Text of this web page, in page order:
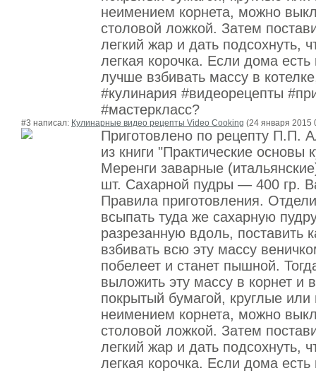
неимением корнета, можно
столовой ложкой. Затем
легкий жар и дать подсохнуть,
легкая корочка. Если дома есть
лучше взбивать массу в
#кулинария #видеорецепты
#мастеркласс?
#3 написал: Кулинарные видео рецепты Video Cooking (24 января 2015
Приготовлено по рецепту П.П.
из книги "Практические основы
Меренги заварные
шт. Сахарной пудры — 400 гр.
Правила приготовления.
всыпать туда же сахарную
разрезанную вдоль, поставить
взбивать всю эту массу
побелеет и станет пышной.
выложить эту массу в корнет и
покрытый бумагой, круглые
неимением корнета, можно
столовой ложкой. Затем
легкий жар и дать подсохнуть,
легкая корочка. Если дома есть